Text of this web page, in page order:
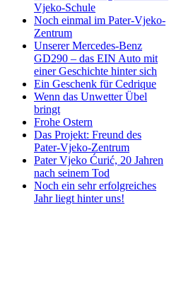
Vjeko-Schule
Noch einmal im Pater-Vjeko-
Zentrum
Unserer Mercedes-Benz
GD290 – das EIN Auto mit
einer Geschichte hinter sich
Ein Geschenk für Cedrique
Wenn das Unwetter Übel
bringt
Frohe Ostern
Das Projekt: Freund des
Pater-Vjeko-Zentrum
Pater Vjeko Ćurić, 20 Jahren
nach seinem Tod
Noch ein sehr erfolgreiches
Jahr liegt hinter uns!